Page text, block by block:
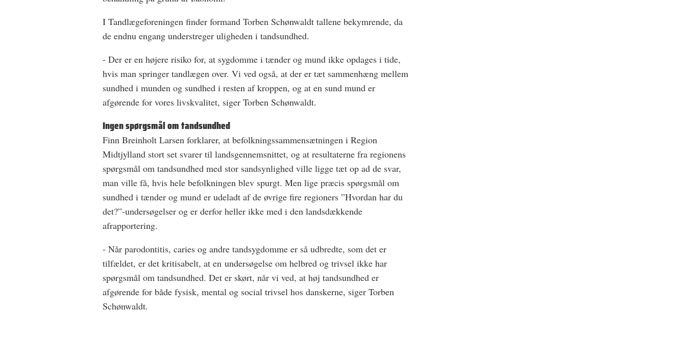
I Tandlægeforeningen finder formand Torben Schønwaldt tallene bekymrende, da
de endnu engang understreger uligheden i tandsundhed.
- Der er en højere risiko for, at sygdomme i tænder og mund ikke opdages i tide,
hvis man springer tandlægen over. Vi ved også, at der er tæt sammenhæng mellem
sundhed i munden og sundhed i resten af kroppen, og at en sund mund er
afgørende for vores livskvalitet, siger Torben Schønwaldt.
Ingen spørgsmål om tandsundhed
Finn Breinholt Larsen forklarer, at befolkningssammensætningen i Region
Midtjylland stort set svarer til landsgennemsnittet, og at resultaterne fra regionens
spørgsmål om tandsundhed med stor sandsynlighed ville ligge tæt op ad de svar,
man ville få, hvis hele befolkningen blev spurgt. Men lige præcis spørgsmål om
sundhed i tænder og mund er udeladt af de øvrige fire regioners ”Hvordan har du
det?”-undersøgelser og er derfor heller ikke med i den landsdækkende
afrapportering.
- Når parodontitis, caries og andre tandsygdomme er så udbredte, som det er
tilfældet, er det kritisabelt, at en undersøgelse om helbred og trivsel ikke har
spørgsmål om tandsundhed. Det er skørt, når vi ved, at høj tandsundhed er
afgørende for både fysisk, mental og social trivsel hos danskerne, siger Torben
Schønwaldt.